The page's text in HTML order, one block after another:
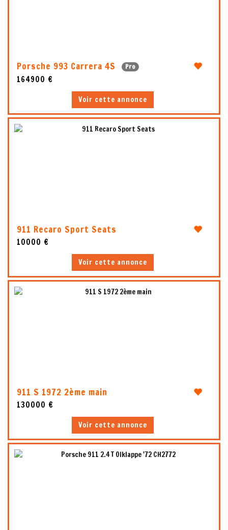
Porsche 993 Carrera 4S Pro
164900 €
Voir cette annonce
911 Recaro Sport Seats
10000 €
Voir cette annonce
911 S 1972 2ème main
130000 €
Voir cette annonce